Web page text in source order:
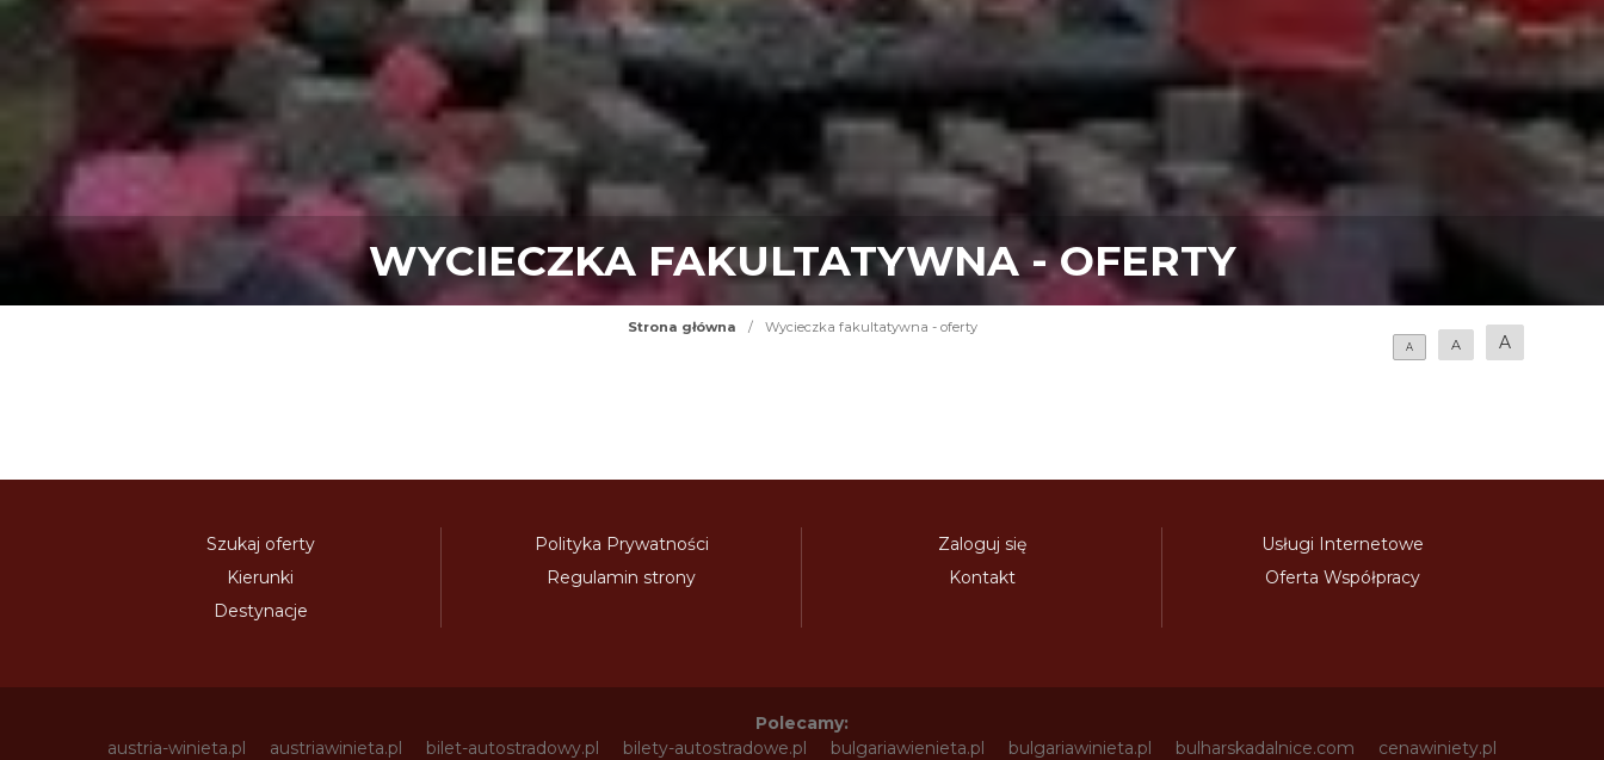
WYCIECZKA FAKULTATYWNA - OFERTY
Strona główna / Wycieczka fakultatywna - oferty
A A A
Szukaj oferty
Kierunki
Destynacje
Polityka Prywatności
Regulamin strony
Zaloguj się
Kontakt
Usługi Internetowe
Oferta Współpracy
Polecamy:
austria-winieta.pl
austriawinieta.pl bilet-autostradowy.pl bilety-autostradowe.pl bulgariawienieta.pl bulgariawinieta.pl bulharskadalnice.com cenawiniety.pl